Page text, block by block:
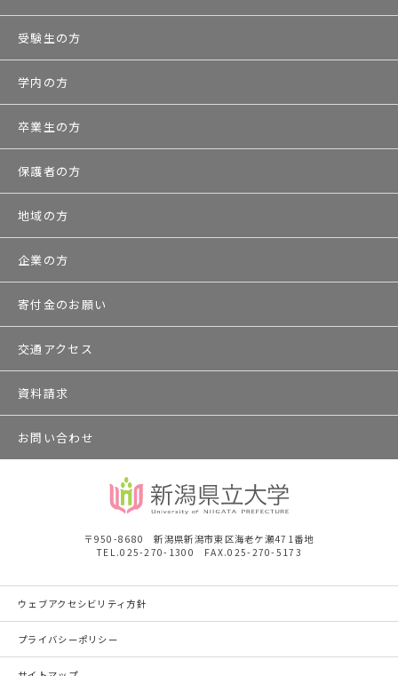
受験生の方
学内の方
卒業生の方
保護者の方
地域の方
企業の方
寄付金のお願い
交通アクセス
資料請求
お問い合わせ
〒950-8680 新潟県新潟市東区海老ケ瀬471番地
TEL.025-270-1300 FAX.025-270-5173
ウェブアクセシビリティ方針
プライバシーポリシー